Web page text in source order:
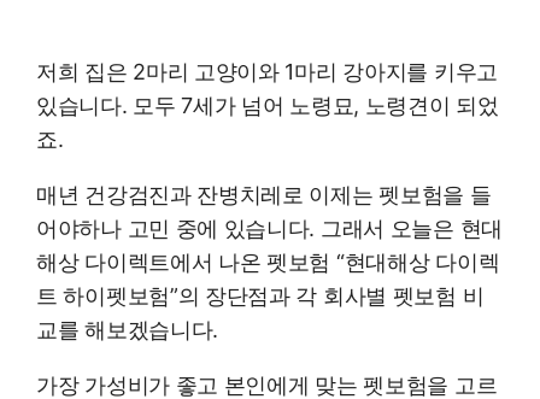
저희 집은 2마리 고양이와 1마리 강아지를 키우고
있습니다. 모두 7세가 넘어 노령묘, 노령견이 되었
죠.
매년 건강검진과 잔병치레로 이제는 펫보험을 들
어야하나 고민 중에 있습니다. 그래서 오늘은 현대
해상 다이렉트에서 나온 펫보험 “현대해상 다이렉
트 하이펫보험”의 장단점과 각 회사별 펫보험 비
교를 해보겠습니다.
가장 가성비가 좋고 본인에게 맞는 펫보험을 고르